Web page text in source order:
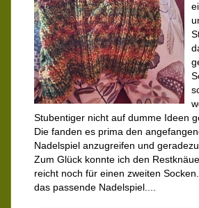
Stubentiger nicht auf dumme Ideen
Die fanden es prima den
Nadelspiel anzugreifen und
Zum Glück konnte ich den
reicht noch für einen zweiten
das passende Nadelspiel....